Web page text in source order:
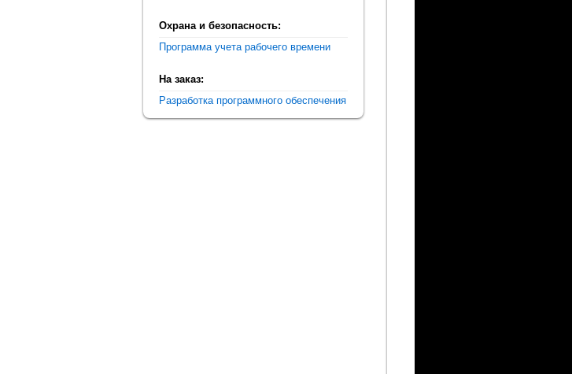
Охрана и безопасность:
Программа учета рабочего времени
На заказ:
Разработка программного обеспечения